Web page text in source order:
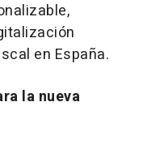
en España.
la nueva